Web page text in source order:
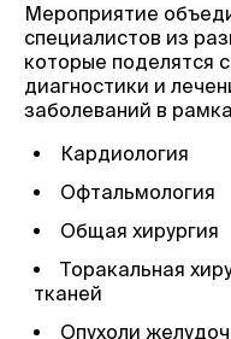
Мероприятие
специалистов из
которые поделятся
диагностики и
заболеваний в
Кардиология
Офтальмология
Общая хирургия
Торакальная
тканей
Опухоли